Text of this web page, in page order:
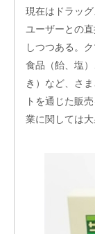
ンス
クー
ル
アク
セラ
レー
ショ
ンプ
ログ
現在はドラッ
ユーザーとの
しつつある。
食品（飴、塩
き）など、さ
トを通じた販
業に関しては大